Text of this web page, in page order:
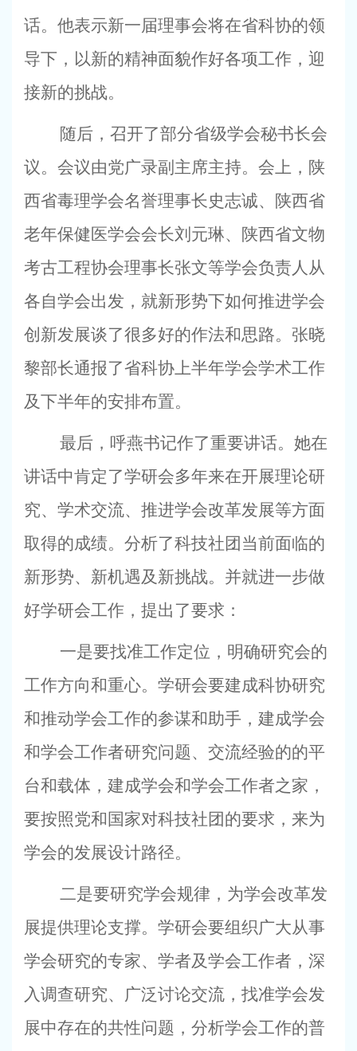
话。他表示新一届理事会将在省科协的领
导下，以新的精神面貌作好各项工作，迎
接新的挑战。
随后，召开了部分省级学会秘书长会
议。会议由党广录副主席主持。会上，陕
西省毒理学会名誉理事长史志诚、陕西省
老年保健医学会会长刘元琳、陕西省文物
考古工程协会理事长张文等学会负责人从
各自学会出发，就新形势下如何推进学会
创新发展谈了很多好的作法和思路。张晓
黎部长通报了省科协上半年学会学术工作
及下半年的安排布置。
最后，呼燕书记作了重要讲话。她在
讲话中肯定了学研会多年来在开展理论研
究、学术交流、推进学会改革发展等方面
取得的成绩。分析了科技社团当前面临的
新形势、新机遇及新挑战。并就进一步做
好学研会工作，提出了要求：
一是要找准工作定位，明确研究会的
工作方向和重心。学研会要建成科协研究
和推动学会工作的参谋和助手，建成学会
和学会工作者研究问题、交流经验的的平
台和载体，建成学会和学会工作者之家，
要按照党和国家对科技社团的要求，来为
学会的发展设计路径。
二是要研究学会规律，为学会改革发
展提供理论支撑。学研会要组织广大从事
学会研究的专家、学者及学会工作者，深
入调查研究、广泛讨论交流，找准学会发
展中存在的共性问题，分析学会工作的普